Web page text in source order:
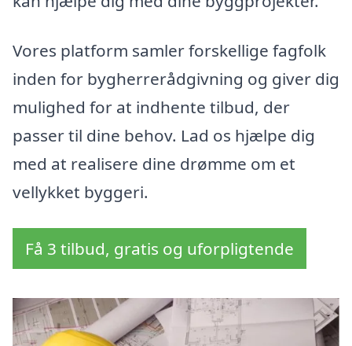
Vores platform samler forskellige fagfolk
inden for bygherrerådgivning og giver dig
mulighed for at indhente tilbud, der
passer til dine behov. Lad os hjælpe dig
med at realisere dine drømme om et
vellykket byggeri.
Få 3 tilbud, gratis og uforpligtende